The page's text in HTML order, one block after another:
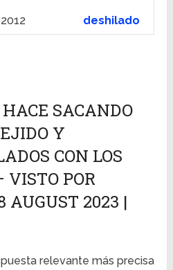
deshilado
SACANDO
Y
CON LOS
VISTO POR
AUGUST 2023 |
relevante más precisa